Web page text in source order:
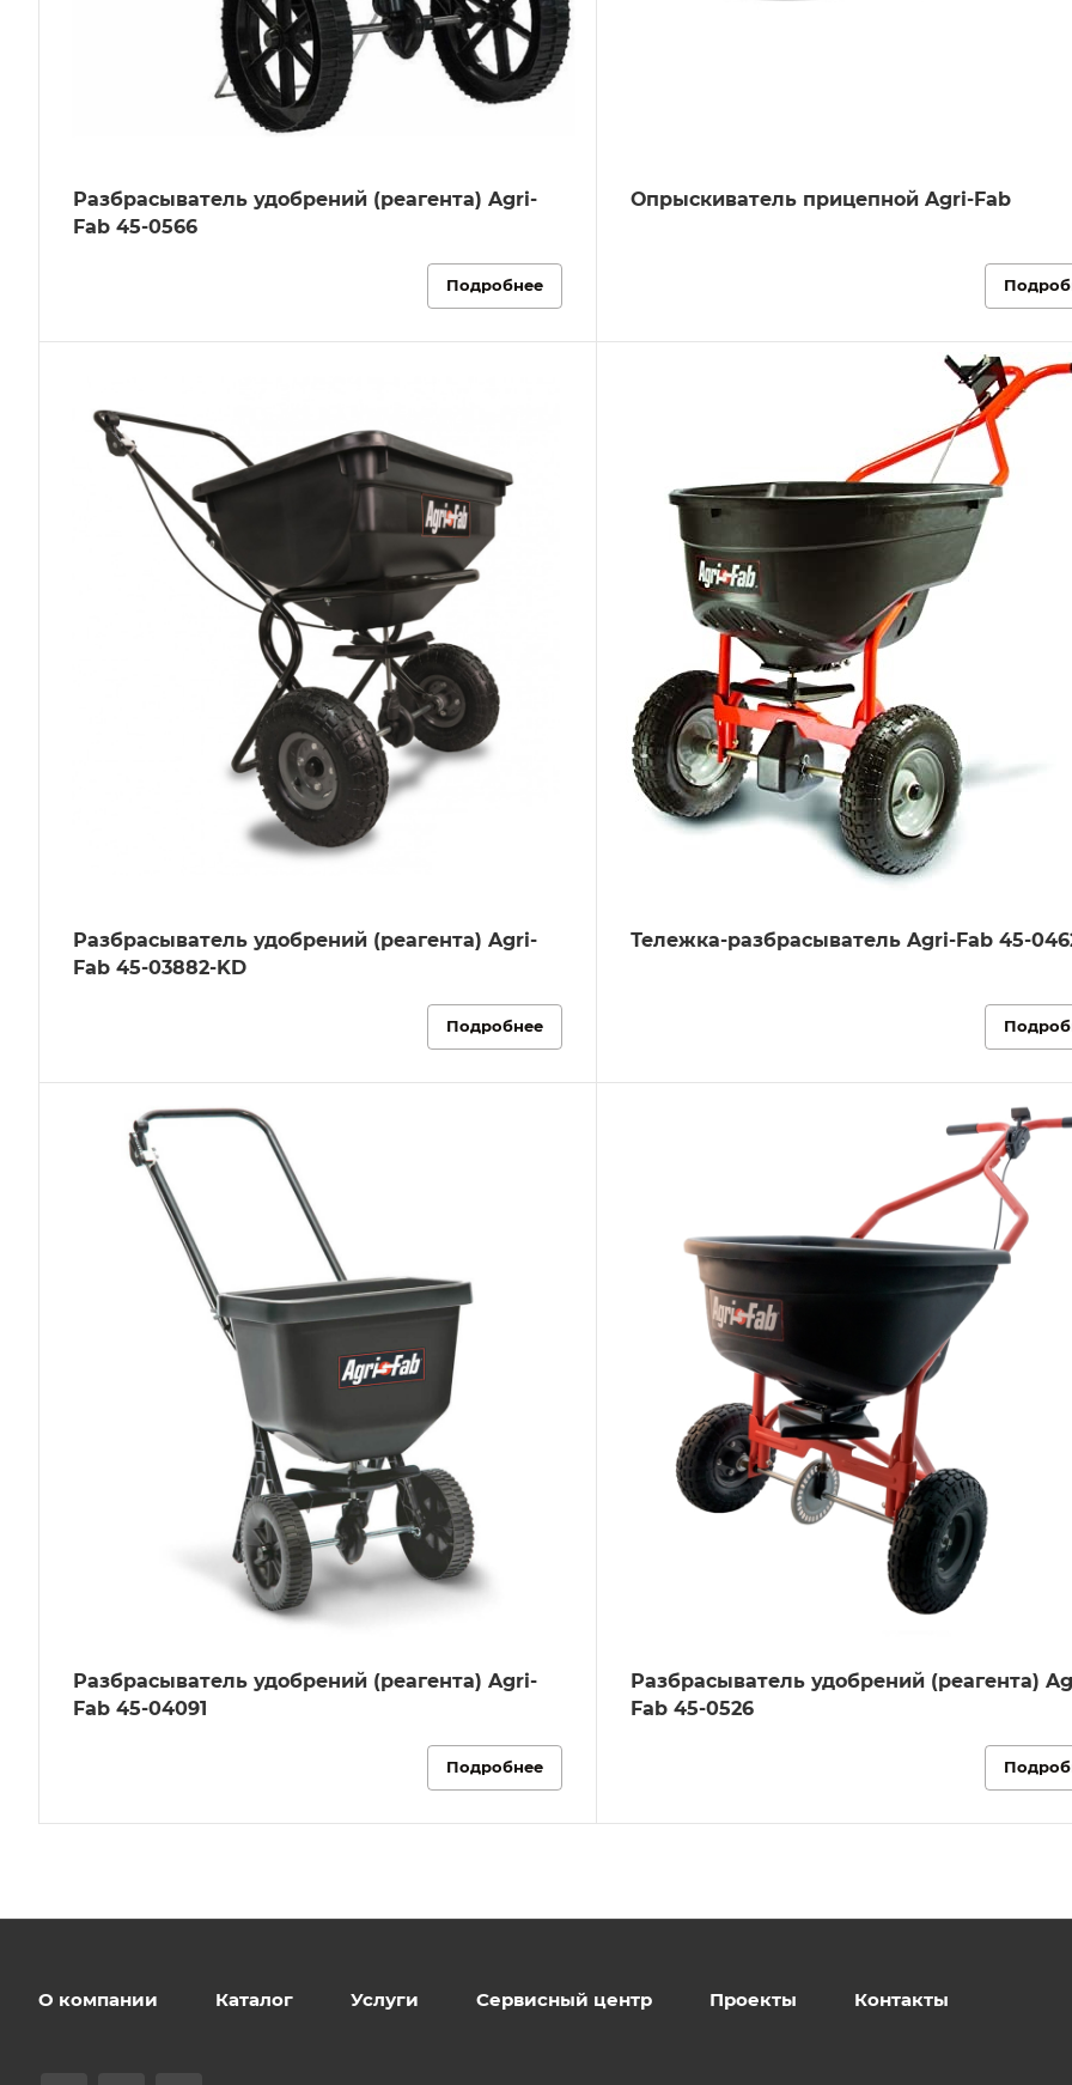
Разбрасыватель удобрений (реагента) Agri-
Fab 45-0566
Подробнее
Опрыскиватель прицепной Agri-Fab
Разбрасыватель удобрений (реагента) Agri-
Fab 45-03882-KD
Подробнее
Тележка-разбрасыватель Agri-Fab 45-
Разбрасыватель удобрений (реагента) Agri-
Fab 45-04091
Подробнее
Разбрасыватель удобрений (реагента)
Fab 45-0526
О компании Каталог Услуги Сервисный центр Проекты Контакты